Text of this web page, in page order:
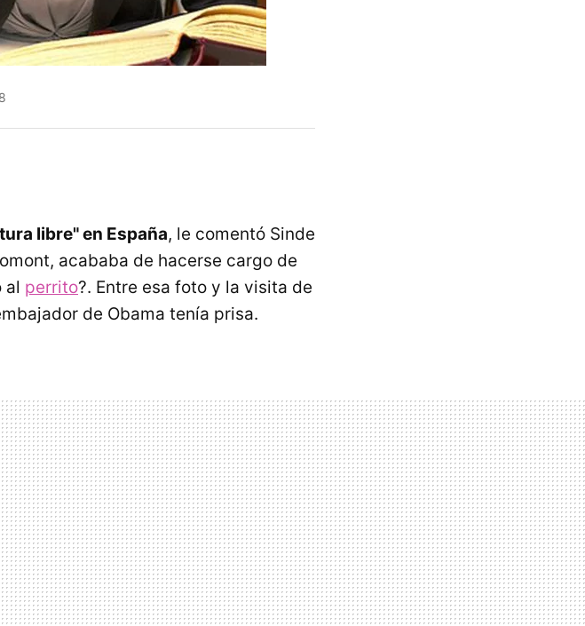
libre" en España, le comentó Sinde
acababa de hacerse cargo de
al perrito?. Entre esa foto y la visita de
de Obama tenía prisa.